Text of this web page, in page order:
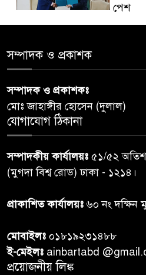
পেশ
৫
৬
২০
তফসিল
মাঝে
সম্পাদক ও প্রকাশক
সম্পাদক ও প্রকাশকঃ
মোঃ জাহাঙ্গীর হোসেন (দুলাল)
যোগাযোগ ঠিকানা
সম্পাদকীয় কার্যালয়ঃ ৫১/৫২ অতিশ
(মুগদা বিশ্ব রোড) ঢাকা - ১২১৪।
প্রাকাশিত কার্যালয়ঃ৬০ নং দক্ষিন
মোবাইলঃ ০১৮১৯২৩১৪৮৮
ই-মেইলঃ ainbartabd
প্রয়োজনীয় লিঙ্ক